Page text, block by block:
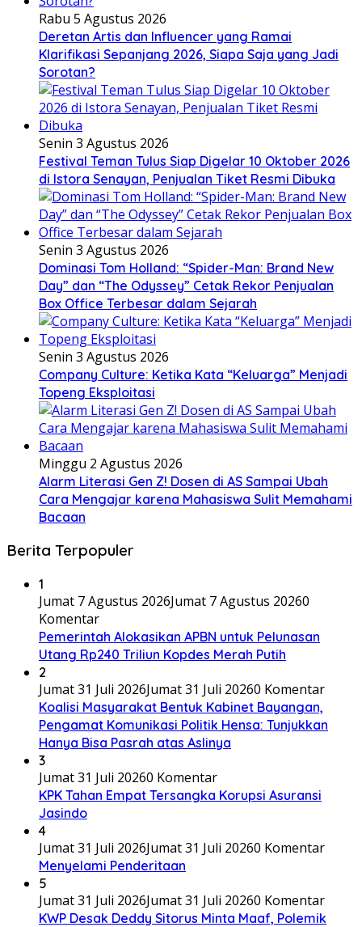
Rabu 5 Agustus 2026
Deretan Artis dan Influencer yang Ramai
Klarifikasi Sepanjang 2026, Siapa Saja yang Jadi
Sorotan?
Senin 3 Agustus 2026
Festival Teman Tulus Siap Digelar 10 Oktober 2026
di Istora Senayan, Penjualan Tiket Resmi Dibuka
Senin 3 Agustus 2026
Dominasi Tom Holland: “Spider-Man: Brand New
Day” dan “The Odyssey” Cetak Rekor Penjualan
Box Office Terbesar dalam Sejarah
Senin 3 Agustus 2026
Company Culture: Ketika Kata “Keluarga” Menjadi
Topeng Eksploitasi
Minggu 2 Agustus 2026
Alarm Literasi Gen Z! Dosen di AS Sampai Ubah
Cara Mengajar karena Mahasiswa Sulit Memahami
Bacaan
Berita Terpopuler
1
Jumat 7 Agustus 2026Jumat 7 Agustus 20260
Komentar
Pemerintah Alokasikan APBN untuk Pelunasan
Utang Rp240 Triliun Kopdes Merah Putih
2
Jumat 31 Juli 2026Jumat 31 Juli 20260 Komentar
Koalisi Masyarakat Bentuk Kabinet Bayangan,
Pengamat Komunikasi Politik Hensa: Tunjukkan
Hanya Bisa Pasrah atas Aslinya
3
Jumat 31 Juli 20260 Komentar
KPK Tahan Empat Tersangka Korupsi Asuransi
Jasindo
4
Jumat 31 Juli 2026Jumat 31 Juli 20260 Komentar
Menyelami Penderitaan
5
Jumat 31 Juli 2026Jumat 31 Juli 20260 Komentar
KWP Desak Deddy Sitorus Minta Maaf, Polemik